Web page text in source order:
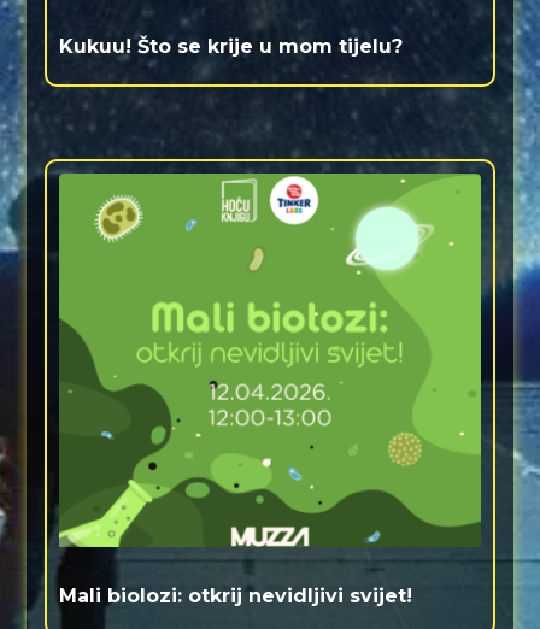
Kukuu! Što se krije u mom tijelu?
Mali biolozi: otkrij nevidljivi svijet!